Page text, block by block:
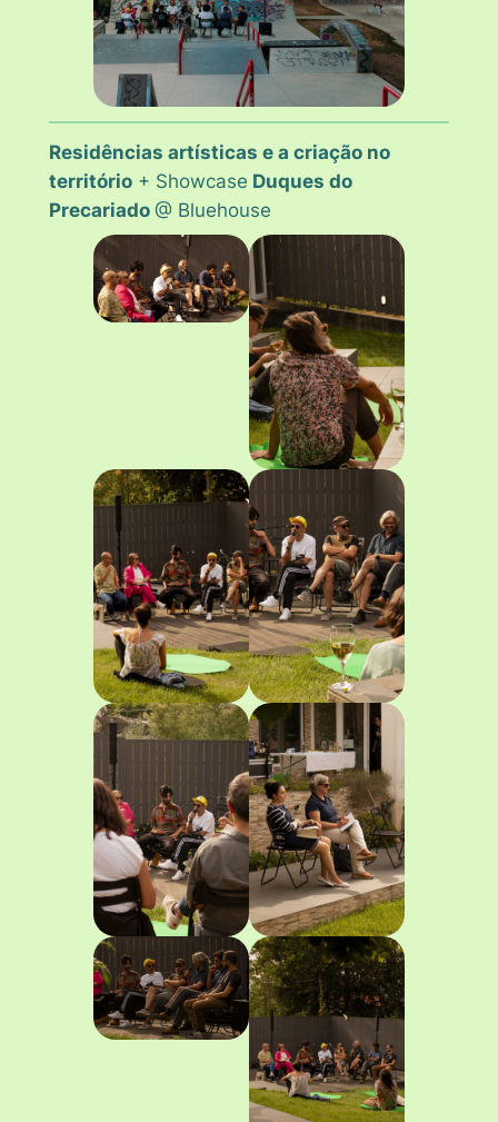
Residências artísticas e a criação no
território+ Showcase Duques do
Precariado @ Bluehouse